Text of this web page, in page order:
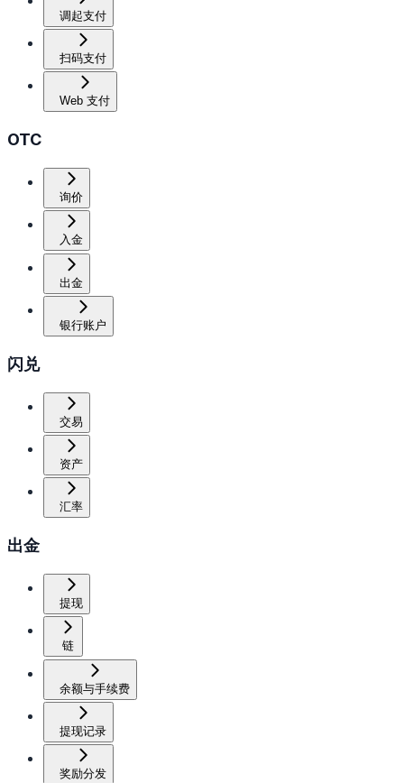
调起支付
扫码支付
Web 支付
OTC
询价
入金
出金
银行账户
闪兑
交易
资产
汇率
出金
提现
链
余额与手续费
提现记录
奖励分发